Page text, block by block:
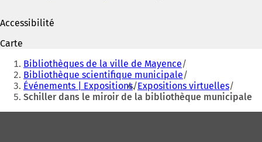
r
e
d
a
n
s
r
e
d
a
n
s
Accessibilité
Carte
Vous
êtes
ici
Bibliothèques de la ville de Mayence
Bibliothèque scientifique municipale
Événements | Expositions Expositions virtuelles
Schiller dans le miroir de la bibliothèque municipale